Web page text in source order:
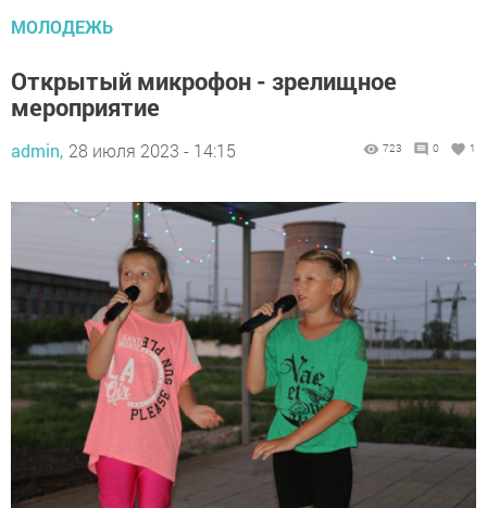
МОЛОДЕЖЬ
Открытый микрофон - зрелищное
мероприятие
admin, 28 июля 2023 - 14:15 723 0 1